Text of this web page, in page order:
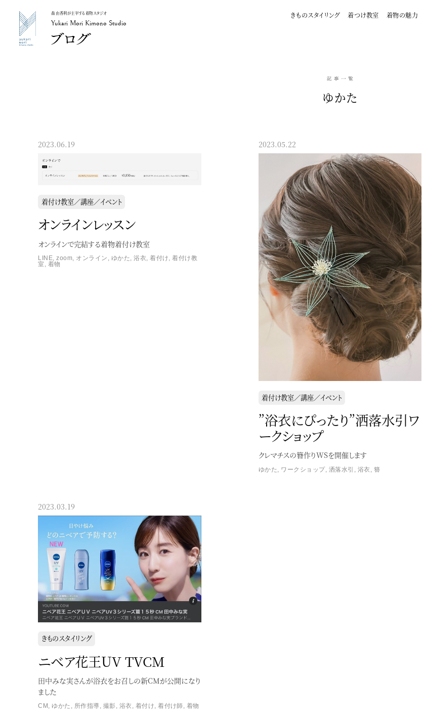
Yukari Mori Kimono Studio
森 由香利が主宰する着物スタジオ
Yukari Mori Kimono Studio
きものスタイリング 着つけ教室 着物の魅力
ゆかた
2023.06.19
着付け教室／講座／イベント
オンラインレッスン
オンラインで完結する着物着付け教室
LINE,zoom, オンライン , ゆかた,浴衣,着付け,着付け教
室 , 着物
2023.05.22
着付け教室／講座／イベント
”浴衣にぴったり”洒落水引ワ
ークショップ
クレマチスの簪作りWSを開催します
ゆかた ワークショップ 洒落水引 浴衣 簪
2023.03.19
きものスタイリング
ニベア花王UV TVCM
田中みな実さんが浴衣をお召しの新CMが公開になり
ました
CM , ゆかた , 所作指導 , 撮影, 浴衣 , 着付け,着付け師 , 着物